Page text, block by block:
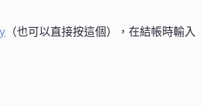
（也可以直接按這個），在結帳時輸入